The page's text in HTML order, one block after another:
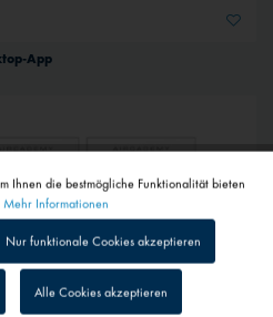
App
Inaktiv
Ihnen die bestmögliche Funktionalität bieten
Mehr Informationen
Nur funktionale Cookies akzeptieren
Alle Cookies akzeptieren